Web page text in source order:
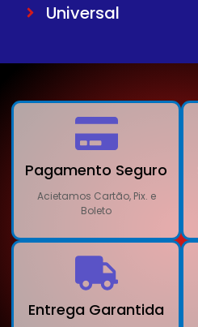
Universal
Pagamento Seguro
Acietamos Cartão, Pix. e
Boleto
Entrega Garantida